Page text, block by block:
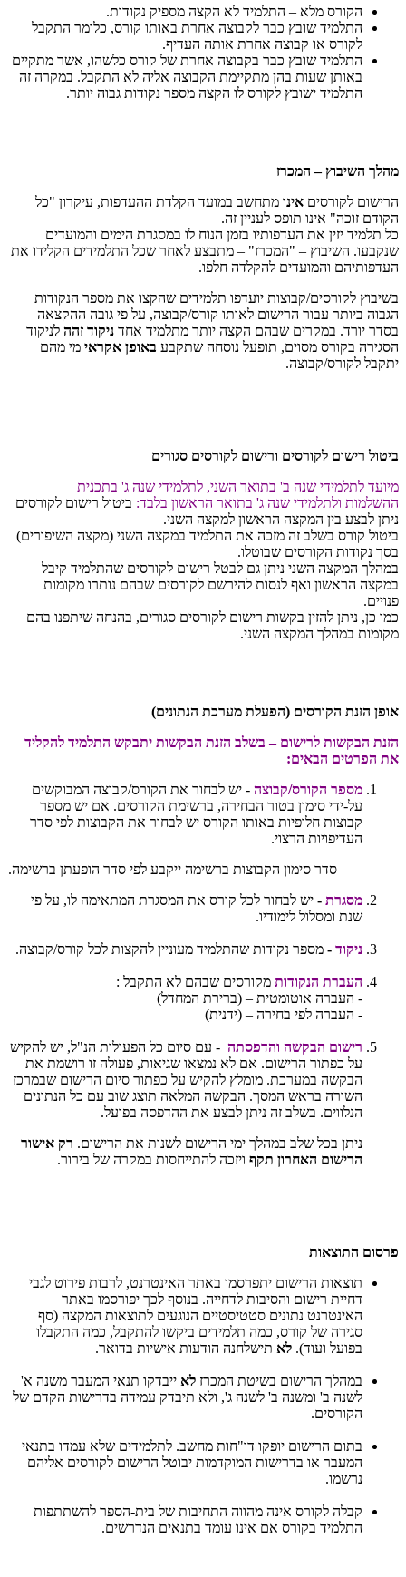
הקורס מלא – התלמיד לא הקצה מספיק נקודות.
התלמיד שובץ כבר לקבוצה אחרת באותו קורס, כלומר התקבל
לקורס או קבוצה אחרת אותה העדיף.
התלמיד שובץ כבר בקבוצה אחרת של קורס כלשהו, אשר מתקיים
באותן שעות בהן מתקיימת הקבוצה אליה לא התקבל. במקרה זה
התלמיד ישובץ לקורס לו הקצה מספר נקודות גבוה יותר.
מהלך השיבוץ – המכרז
הרישום לקורסים אינו מתחשב במועד הקלדת ההעדפות, עיקרון "כל
הקודם זוכה" אינו תופס לעניין זה.
כל תלמיד יזין את העדפותיו בזמן הנוח לו במסגרת הימים והמועדים
שנקבעו. השיבוץ – "המכרז" – מתבצע לאחר שכל התלמידים הקלידו את
העדפותיהם והמועדים להקלדה חלפו.
בשיבוץ לקורסים/קבוצות יועדפו תלמידים שהקצו את מספר הנקודות
הגבוה ביותר עבור הרישום לאותו קורס/קבוצה, על פי גובה ההקצאה
בסדר יורד. במקרים שבהם הקצה יותר מתלמיד אחד ניקוד זהה לניקוד
הסגירה בקורס מסוים, תופעל נוסחה שתקבע באופן אקראי מי מהם
יתקבל לקורס/קבוצה.
ביטול רישום לקורסים ורישום לקורסים סגורים
מיועד לתלמידי שנה ב' בתואר השני, לתלמידי שנה ג' בתכנית
ההשלמות ולתלמידי שנה ג' בתואר הראשון בלבד: ביטול רישום לקורסים
ניתן לבצע בין המקצה הראשון למקצה השני.
ביטול קורס בשלב זה מזכה את התלמיד במקצה השני (מקצה השיפורים)
בסך נקודות הקורסים שבוטלו.
במהלך המקצה השני ניתן גם לבטל רישום לקורסים שהתלמיד קיבל
במקצה הראשון ואף לנסות להירשם לקורסים שבהם נותרו מקומות
פנויים.
כמו כן, ניתן להזין בקשות רישום לקורסים סגורים, בהנחה שיתפנו בהם
מקומות במהלך המקצה השני.
אופן הזנת הקורסים (הפעלת מערכת הנתונים)
הזנת הבקשות לרישום – בשלב הזנת הבקשות יתבקש התלמיד להקליד
את הפרטים הבאים:
מספר הקורס/קבוצה - יש לבחור את הקורס/קבוצה המבוקשים
על-ידי סימון בטור הבחירה, ברשימת הקורסים. אם יש מספר
קבוצות חלופיות באותו הקורס יש לבחור את הקבוצות לפי סדר
העדיפויות הרצוי.
סדר סימון הקבוצות ברשימה ייקבע לפי סדר הופעתן ברשימה.
מסגרת - יש לבחור לכל קורס את המסגרת המתאימה לו, על פי
שנת ומסלול לימודיו.
ניקוד - מספר נקודות שהתלמיד מעוניין להקצות לכל קורס/קבוצה.
העברת הנקודות מקורסים שבהם לא התקבל :
- העברה אוטומטית – (ברירת המחדל)
- העברה לפי בחירה – (ידנית)
רישום הבקשה והדפסתה - עם סיום כל הפעולות הנ"ל, יש להקיש
על כפתור הרישום. אם לא נמצאו שגיאות, פעולה זו רושמת את
הבקשה במערכת. מומלץ להקיש על כפתור סיום הרישום שבמרכז
השורה בראש המסך. הבקשה המלאה תוצג שוב עם כל הנתונים
הנלווים. בשלב זה ניתן לבצע את ההדפסה בפועל.
ניתן בכל שלב במהלך ימי הרישום לשנות את הרישום. רק אישור
הרישום האחרון תקף ויזכה להתייחסות במקרה של בירור.
פרסום התוצאות
תוצאות הרישום יתפרסמו באתר האינטרנט, לרבות פירוט לגבי
דחיית רישום והסיבות לדחייה. בנוסף לכך יפורסמו באתר
האינטרנט נתונים סטטיסטיים הנוגעים לתוצאות המקצה (סף
סגירה של קורס, כמה תלמידים ביקשו להתקבל, כמה התקבלו
בפועל ועוד). לא תישלחנה הודעות אישיות בדואר.
במהלך הרישום בשיטת המכרז לא ייבדקו תנאי המעבר משנה א'
לשנה ב' ומשנה ב' לשנה ג', ולא תיבדק עמידה בדרישות הקדם של
הקורסים.
בתום הרישום יופקו דו"חות מחשב. לתלמידים שלא עמדו בתנאי
המעבר או בדרישות המוקדמות יבוטל הרישום לקורסים אליהם
נרשמו.
קבלה לקורס אינה מהווה התחיבות של בית-הספר להשתתפות
התלמיד בקורס אם אינו עומד בתנאים הנדרשים.